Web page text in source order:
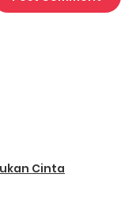
Cinta